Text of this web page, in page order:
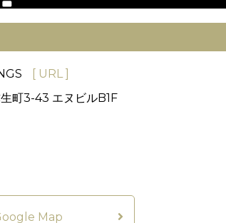
[ URL ]
町3-43 エヌビルB1F
Map